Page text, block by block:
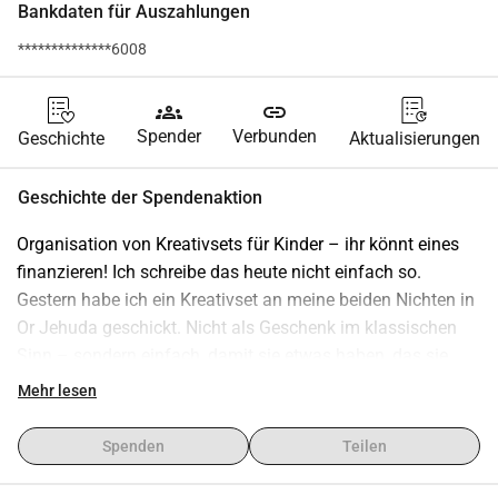
Bankdaten für Auszahlungen
**************6008
Geschichte
groups
Spender
link
Verbunden Aktualisierungen
Geschichte der Spendenaktion
Organisation von Kreativsets für Kinder – ihr könnt eines
finanzieren! Ich schreibe das heute nicht einfach so.
Gestern habe ich ein Kreativset an meine beiden Nichten in
Or Jehuda geschickt. Nicht als Geschenk im klassischen
beschäftigt, ablenkt und ihnen für einen Moment das
Zeit im Bunker verbringen, geht es nicht nur um Sicherheit.
Es geht auch darum, wie sie diese Zeit überhaupt
Mehr lesen
Spenden Teilen